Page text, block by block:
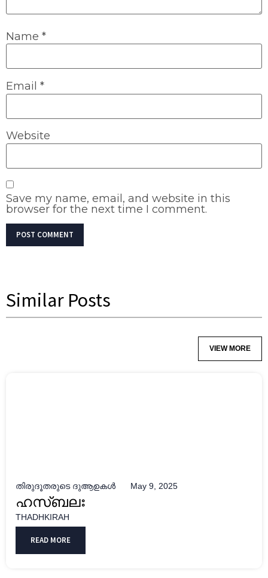
Name *
Email *
Website
Save my name, email, and website in this
browser for the next time I comment.
Similar Posts
VIEW MORE
തിരുദൂതരുടെ ദുആഉകൾ May 9, 2025
ഹസ്ബലഃ
THADHKIRAH
READ MORE